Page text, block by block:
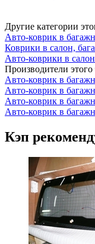
Другие категории
Авто-коврик в
Коврики в салон,
Авто-коврики в
Производители этого
Авто-коврик в
Авто-коврик в
Авто-коврик в
Авто-коврик в
Кэп